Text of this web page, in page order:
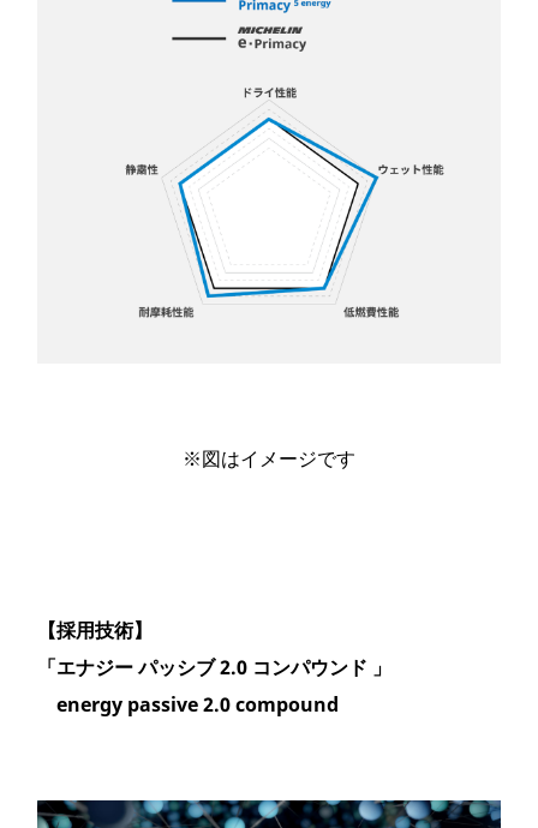
※図はイメージです
【採用技術】
「エナジー パッシブ 2.0 コンパウンド 」
energy passive 2.0 compound